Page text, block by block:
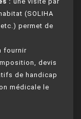
(SOLIHA
permet de
fournir
devis
de handicap
médicale le